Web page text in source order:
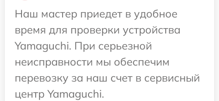
Наш мастер приедет в удобное
время для проверки устройства
Yamaguchi. При серьезной
неисправности мы обеспечим
перевозку за наш счет в сервисный
центр Yamaguchi.